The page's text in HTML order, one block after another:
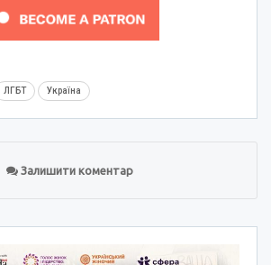
ЛГБТ Україна
Залишити коментар